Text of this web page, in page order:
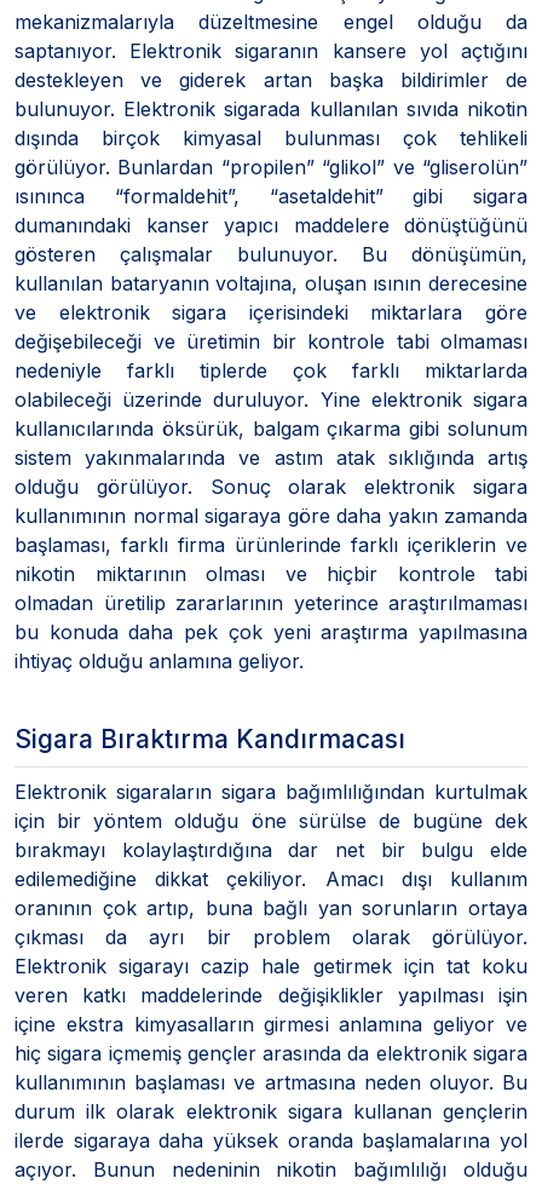
mekanizmalarıyla düzeltmesine engel olduğu da
saptanıyor. Elektronik sigaranın kansere yol açtığını
destekleyen ve giderek artan başka bildirimler de
bulunuyor. Elektronik sigarada kullanılan sıvıda nikotin
dışında birçok kimyasal bulunması çok tehlikeli
görülüyor. Bunlardan “propilen” “glikol” ve “gliserolün”
ısınınca “formaldehit”, “asetaldehit” gibi sigara
dumanındaki kanser yapıcı maddelere dönüştüğünü
gösteren çalışmalar bulunuyor. Bu dönüşümün,
kullanılan bataryanın voltajına, oluşan ısının derecesine
ve elektronik sigara içerisindeki miktarlara göre
değişebileceği ve üretimin bir kontrole tabi olmaması
nedeniyle farklı tiplerde çok farklı miktarlarda
olabileceği üzerinde duruluyor. Yine elektronik sigara
kullanıcılarında öksürük, balgam çıkarma gibi solunum
sistem yakınmalarında ve astım atak sıklığında artış
olduğu görülüyor. Sonuç olarak elektronik sigara
kullanımının normal sigaraya göre daha yakın zamanda
başlaması, farklı firma ürünlerinde farklı içeriklerin ve
nikotin miktarının olması ve hiçbir kontrole tabi
olmadan üretilip zararlarının yeterince araştırılmaması
bu konuda daha pek çok yeni araştırma yapılmasına
ihtiyaç olduğu anlamına geliyor.
Sigara Bıraktırma Kandırmacası
Elektronik sigaraların sigara bağımlılığından kurtulmak
için bir yöntem olduğu öne sürülse de bugüne dek
bırakmayı kolaylaştırdığına dar net bir bulgu elde
edilemediğine dikkat çekiliyor. Amacı dışı kullanım
oranının çok artıp, buna bağlı yan sorunların ortaya
çıkması da ayrı bir problem olarak görülüyor.
Elektronik sigarayı cazip hale getirmek için tat koku
veren katkı maddelerinde değişiklikler yapılması işin
içine ekstra kimyasalların girmesi anlamına geliyor ve
hiç sigara içmemiş gençler arasında da elektronik sigara
kullanımının başlaması ve artmasına neden oluyor. Bu
durum ilk olarak elektronik sigara kullanan gençlerin
ilerde sigaraya daha yüksek oranda başlamalarına yol
açıyor. Bunun nedeninin nikotin bağımlılığı olduğu